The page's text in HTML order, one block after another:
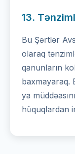
13.
Bu Şərtlər
olaraq
qanunların
baxmayaraq.
ya
hüquqlardan